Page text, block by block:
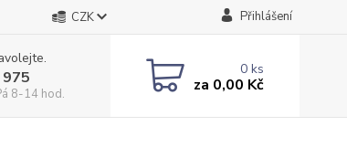
CZK Přihlášení
8-14 hod.
0ks
za 0,00 Kč